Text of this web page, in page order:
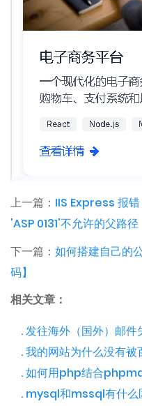
上一篇： IIS Express 报
'ASP 0131'不允许的父路径
下一篇： 如何搭建自己的
码】
相关文章：
. 发往海外（国外）邮件
. 我的网站为什么没有
. 如何用php结合
. mysql和mssql有什么